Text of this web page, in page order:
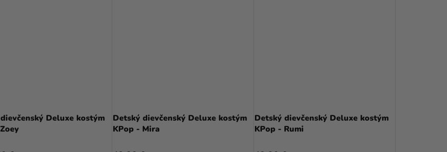
Deluxe kostým
Detský dievčenský Deluxe kostým
KPop - Mira
Detský dievčenský Deluxe kostým
KPop - Rumi